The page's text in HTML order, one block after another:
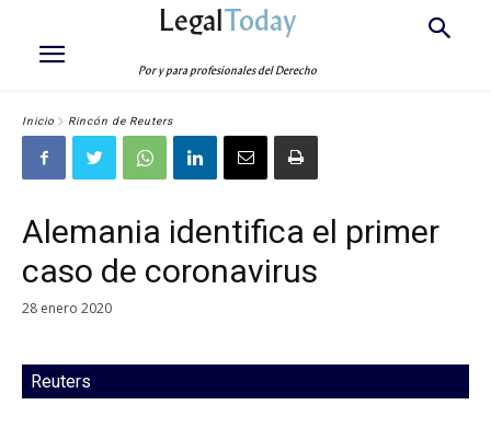
LegalToday
Por y para profesionales del Derecho
Inicio Rincón de Reuters
Alemania identifica el primer
caso de coronavirus
28 enero 2020
Reuters